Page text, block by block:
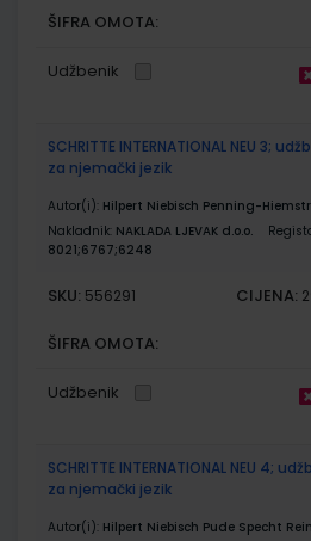
ŠIFRA OMOTA:
Udžbenik
SCHRITTE INTERNATIONAL NEU 3;
za njemački jezik
Autor(i): Hilpert Niebisch Penning-
Nakladnik: NAKLADA LJEVAK d.o.o.
8021;6767;6248
SKU: 556291 CIJENA:
ŠIFRA OMOTA:
Udžbenik
SCHRITTE INTERNATIONAL NEU 4;
za njemački jezik
Autor(i): Hilpert Niebisch Pude Specht